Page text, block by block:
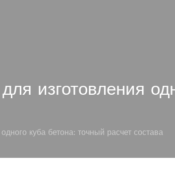
изготовления
куба бетона: точный расчет состава